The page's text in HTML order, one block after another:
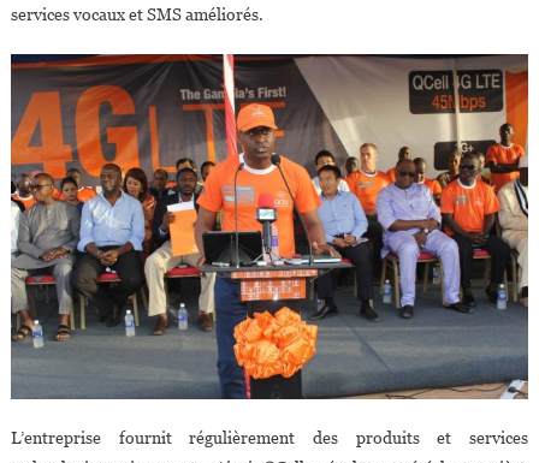
services vocaux et SMS améliorés.
L’entreprise fournit régulièrement des produits et services